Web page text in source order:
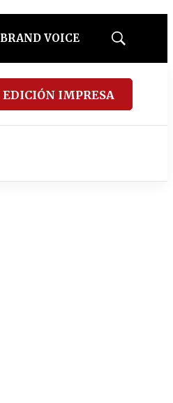
BRAND VOICE
Mostrar
EDICIÓN IMPRESA